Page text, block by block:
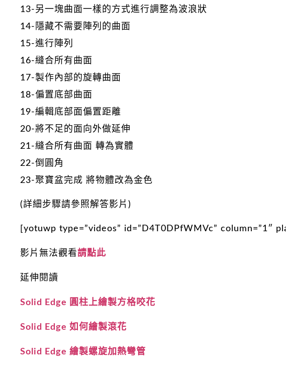
13-另一塊曲面一樣的方式進行調整為波浪狀
14-隱藏不需要陣列的曲面
15-進行陣列
16-縫合所有曲面
17-製作內部的旋轉曲面
18-偏置底部曲面
19-編輯底部面偏置距離
20-將不足的面向外做延伸
21-縫合所有曲面 轉為實體
22-倒圓角
23-聚寶盆完成 將物體改為金色
(詳細步驟請參照解答影片)
[yotuwp type=”videos” id=”D4T0DPfWMVc” column=”1″
影片無法觀看請點此
延伸閱讀
Solid Edge 圓柱上繪製方格咬花
Solid Edge 如何繪製滾花
Solid Edge 繪製螺旋加熱彎管